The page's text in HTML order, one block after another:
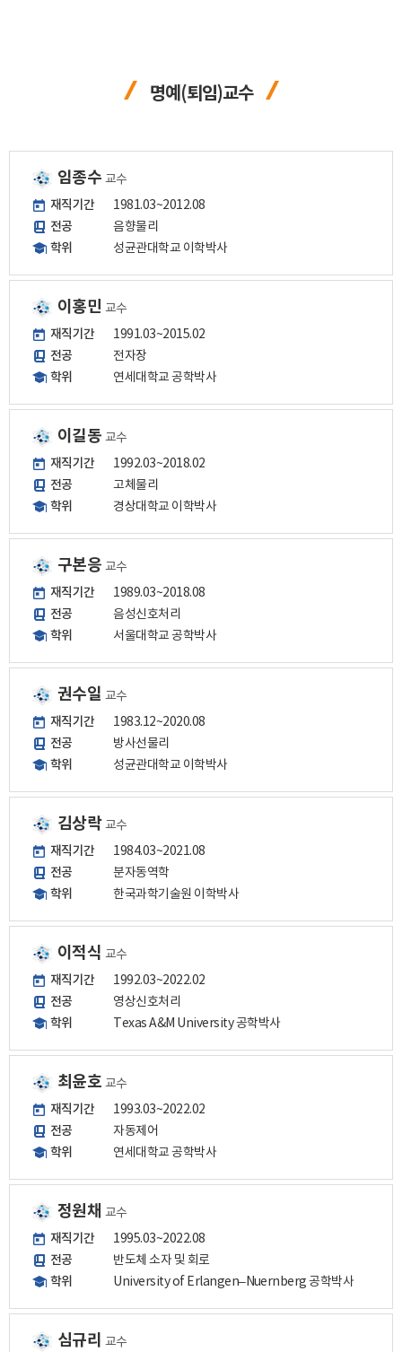
명예(퇴임)교수
임종수 교수
재직기간 1981.03~2012.08
전공 음향물리
학위 성균관대학교 이학박사
이홍민 교수
재직기간 1991.03~2015.02
전공 전자장
학위 연세대학교 공학박사
이길동 교수
재직기간 1992.03~2018.02
전공 고체물리
학위 경상대학교 이학박사
구본응 교수
재직기간 1989.03~2018.08
전공 음성신호처리
학위 서울대학교 공학박사
권수일 교수
재직기간 1983.12~2020.08
전공 방사선물리
학위 성균관대학교 이학박사
김상락교수
재직기간 1984.03~2021.08
전공 분자동역학
학위 한국과학기술원 이학박사
이적식 교수
재직기간 1992.03~2022.02
전공 영상신호처리
학위 Texas A&M University 공학박사
최윤호 교수
재직기간 1993.03~2022.02
전공 자동제어
학위 연세대학교 공학박사
정원채 교수
재직기간 1995.03~2022.08
전공 반도체 소자 및 회로
학위 University of Erlangen–Nuernberg 공학박사
심규리 교수